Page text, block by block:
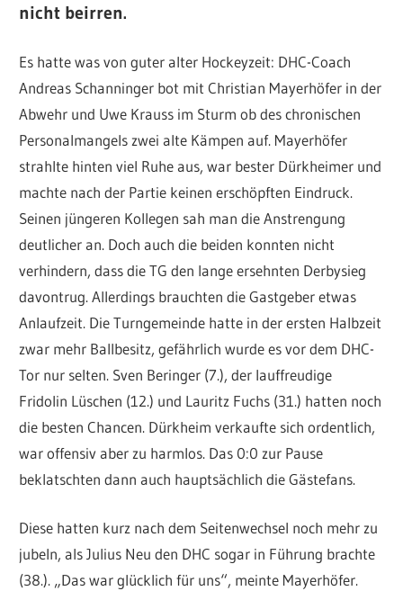
nicht beirren.
Es hatte was von guter alter Hockeyzeit: DHC-Coach
Andreas Schanninger bot mit Christian Mayerhöfer in der
Abwehr und Uwe Krauss im Sturm ob des chronischen
Personalmangels zwei alte Kämpen auf. Mayerhöfer
strahlte hinten viel Ruhe aus, war bester Dürkheimer und
machte nach der Partie keinen erschöpften Eindruck.
Seinen jüngeren Kollegen sah man die Anstrengung
deutlicher an. Doch auch die beiden konnten nicht
verhindern, dass die TG den lange ersehnten Derbysieg
davontrug. Allerdings brauchten die Gastgeber etwas
Anlaufzeit. Die Turngemeinde hatte in der ersten Halbzeit
zwar mehr Ballbesitz, gefährlich wurde es vor dem DHC-
Tor nur selten. Sven Beringer (7.), der lauffreudige
Fridolin Lüschen (12.) und Lauritz Fuchs (31.) hatten noch
die besten Chancen. Dürkheim verkaufte sich ordentlich,
war offensiv aber zu harmlos. Das 0:0 zur Pause
beklatschten dann auch hauptsächlich die Gästefans.
Diese hatten kurz nach dem Seitenwechsel noch mehr zu
jubeln, als Julius Neu den DHC sogar in Führung brachte
(38.). „Das war glücklich für uns“, meinte Mayerhöfer.